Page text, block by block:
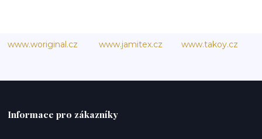
www.woriginal.cz www.jamitex.cz www.takoy.cz
Informace pro zákazníky